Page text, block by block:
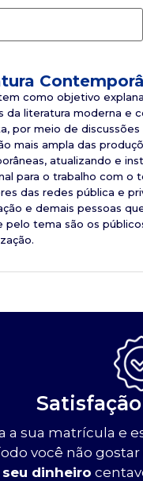
como objetivo
da literatura moderna e
por meio de discussões
mais ampla das
atualizando e
para o trabalho com o
das redes pública e
e demais pessoas
pelo tema são os
a sua matrícula e
você não gostar
seu dinheiro